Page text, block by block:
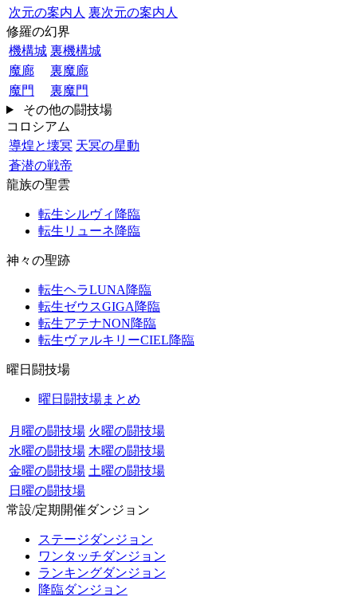
次元の案内人 裏次元の案内人
修羅の幻界
機構城 裏機構城
魔廊
裏魔廊
魔門
裏魔門
その他の闘技場
コロシアム
導煌と壊冥 天冥の星動
蒼潜の戦帝
龍族の聖雲
転生シルヴィ降臨
転生リューネ降臨
神々の聖跡
転生ヘラLUNA降臨
転生ゼウスGIGA降臨
転生アテナNON降臨
転生ヴァルキリーCIEL降臨
曜日闘技場
曜日闘技場まとめ
月曜の闘技場 火曜の闘技場
水曜の闘技場 木曜の闘技場
金曜の闘技場 土曜の闘技場
日曜の闘技場
常設/定期開催ダンジョン
ステージダンジョン
ワンタッチダンジョン
ランキングダンジョン
降臨ダンジョン